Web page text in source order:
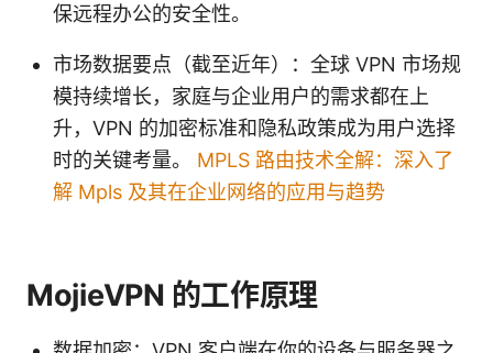
保远程办公的安全性。
市场数据要点（截至近年）：全球 VPN 市场规
模持续增长，家庭与企业用户的需求都在上
升，VPN 的加密标准和隐私政策成为用户选择
时的关键考量。 MPLS 路由技术全解：深入了
解 Mpls 及其在企业网络的应用与趋势
MojieVPN 的工作原理